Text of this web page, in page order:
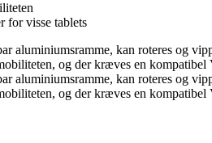
for visse tablets
aluminiumsramme, kan roteres og
og der kræves en kompatibel
aluminiumsramme, kan roteres og
og der kræves en kompatibel